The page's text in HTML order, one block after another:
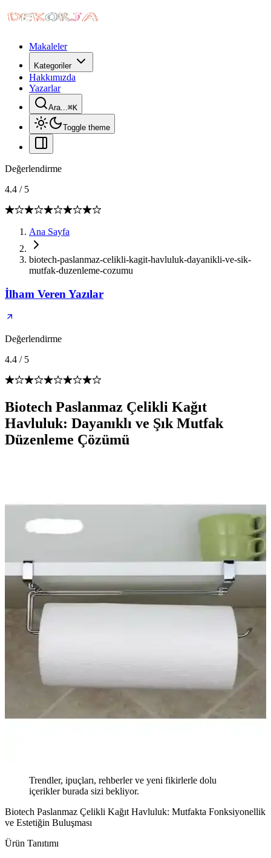
Makaleler
Kategoriler
Hakkımızda
Yazarlar
Ara...⌘K
Toggle theme
Değerlendirme
4.4 / 5
Ana Sayfa
biotech-paslanmaz-celikli-kagit-havluluk-dayanikli-ve-sik-
mutfak-duzenleme-cozumu
İlham Veren Yazılar
Değerlendirme
4.4 / 5
Biotech Paslanmaz Çelikli Kağıt
Havluluk: Dayanıklı ve Şık Mutfak
Düzenleme Çözümü
Trendler, ipuçları, rehberler ve yeni fikirlerle dolu
içerikler burada sizi bekliyor.
Biotech Paslanmaz Çelikli Kağıt Havluluk: Mutfakta Fonksiyonellik
ve Estetiğin Buluşması
Ürün Tanıtımı